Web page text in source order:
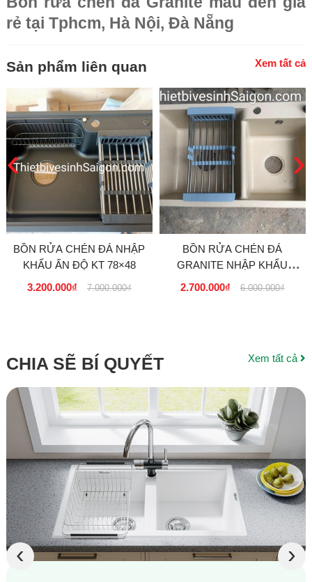
rẻ tại Tphcm, Hà Nội, Đà Nẵng
Sản phẩm liên quan Xem tất cả
BỒN RỬA CHÉN ĐÁ NHẬP
KHẨU ẤN ĐỘ KT 78×48
3.200.000₫
7.000.000₫
BỒN RỬA CHÉN ĐÁ
GRANITE NHẬP KHẨU
CAO CẤP, 2 NGĂN HỘC
2.700.000₫ 6.000.000₫
‹ ›
CHIA SẼ BÍ QUYẾT Xem tất cả
‹ ›